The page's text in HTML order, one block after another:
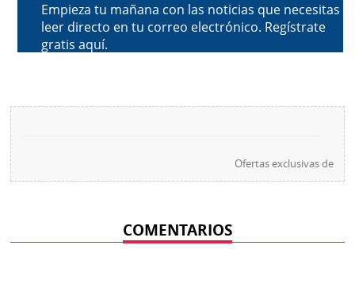
Ofertas exclusivas de
COMENTARIOS